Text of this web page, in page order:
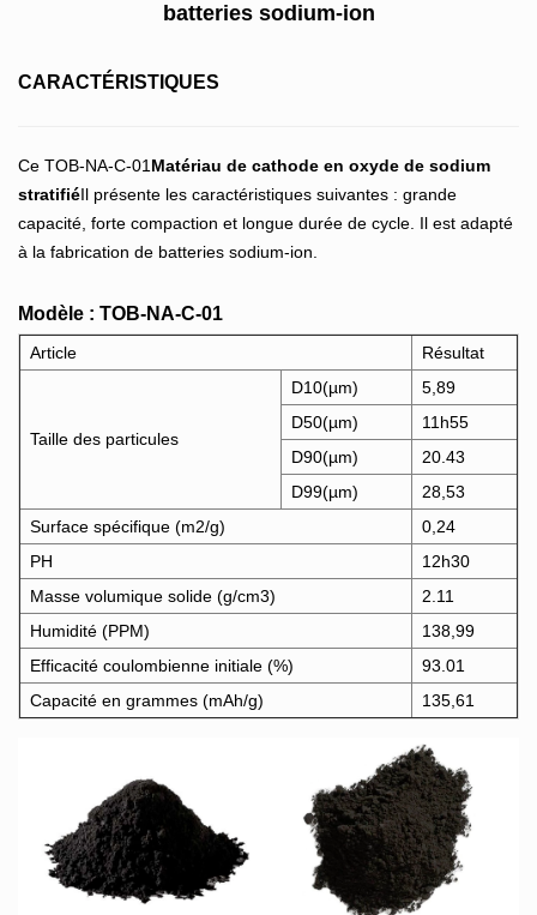
batteries sodium-ion
CARACTÉRISTIQUES
Ce TOB-NA-C-01Matériau de cathode en oxyde de sodium
stratifiéIl présente les caractéristiques suivantes : grande
capacité, forte compaction et longue durée de cycle. Il est adapté
à la fabrication de batteries sodium-ion.
Modèle : TOB-NA-C-01
Article Résultat
Taille des particules
D10(µm)
5,89
D50(µm)
11h55
D90(µm)
20.43
D99(µm)
28,53
Surface spécifique (m2/g)
0,24
PH
12h30
Masse volumique solide (g/cm3)
2.11
Humidité (PPM)
138,99
Efficacité coulombienne initiale (%)
93.01
Capacité en grammes (mAh/g)
135,61